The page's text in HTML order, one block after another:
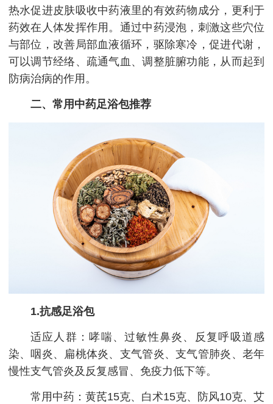
热水促进皮肤吸收中药液里的有效药物成分，更利于
药效在人体发挥作用。通过中药浸泡，刺激这些穴位
与部位，改善局部血液循环，驱除寒冷，促进代谢，
可以调节经络、疏通气血、调整脏腑功能，从而起到
防病治病的作用。
二、常用中药足浴包推荐
1.抗感足浴包
适应人群：哮喘、过敏性鼻炎、反复呼吸道感
染、咽炎、扁桃体炎、支气管炎、支气管肺炎、老年
慢性支气管炎及反复感冒、免疫力低下等。
常用中药：黄芪15克、白术15克、防风10克、艾